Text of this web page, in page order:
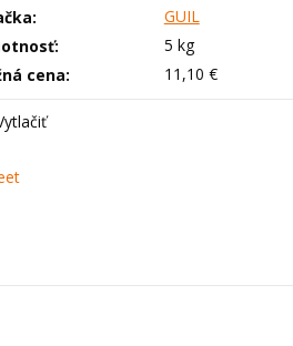
GUIL
5 kg
cena:
11,10 €